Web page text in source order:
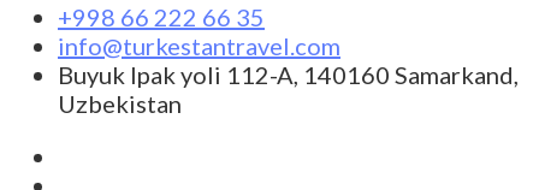
+998 66 222 66 35
info@turkestantravel.com
Buyuk Ipak yoli 112-A, 140160 Samarkand,
Uzbekistan